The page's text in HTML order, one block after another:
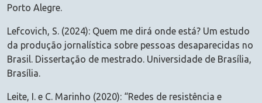
Porto Alegre.
Lefcovich, S. (2024): Quem me dirá onde está? Um estudo
da produção jornalística sobre pessoas desaparecidas no
Brasil. Dissertação de mestrado. Universidade de Brasília,
Brasília.
Leite, I. e C. Marinho (2020): “Redes de resistência e